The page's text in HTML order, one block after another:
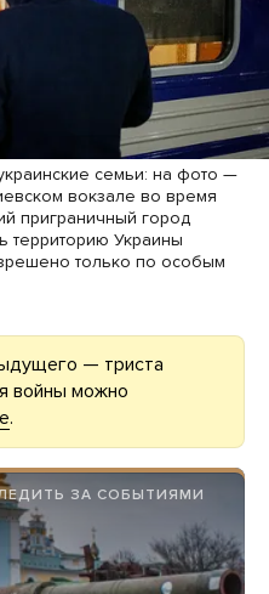
семьи: на фото —
вокзале во время
приграничный город
территорию Украины
только по особым
— триста
войны можно
.
ЗА СОБЫТИЯМИ